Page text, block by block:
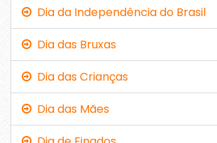
Dia da Independência do Brasil
Dia das Bruxas
Dia das Crianças
Dia das Mães